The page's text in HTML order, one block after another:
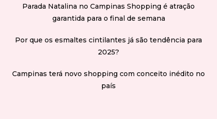
Parada Natalina no Campinas Shopping é atração
garantida para o final de semana
Por que os esmaltes cintilantes já são tendência para
2025?
Campinas terá novo shopping com conceito inédito no
país